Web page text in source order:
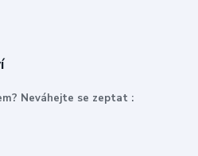
Neváhejte se zeptat :